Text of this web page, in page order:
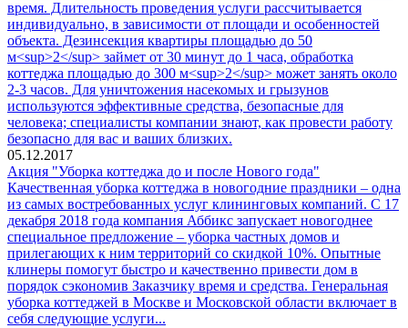
время. Длительность проведения услуги рассчитывается
индивидуально, в зависимости от площади и особенностей
объекта. Дезинсекция квартиры площадью до 50
м<sup>2</sup> займет от 30 минут до 1 часа, обработка
коттеджа площадью до 300 м<sup>2</sup> может занять около
2-3 часов. Для уничтожения насекомых и грызунов
используются эффективные средства, безопасные для
человека; специалисты компании знают, как провести работу
безопасно для вас и ваших близких.
05.12.2017
Акция "Уборка коттеджа до и после Нового года"
Качественная уборка коттеджа в новогодние праздники – одна
из самых востребованных услуг клининговых компаний. С 17
декабря 2018 года компания Аббикс запускает новогоднее
специальное предложение – уборка частных домов и
прилегающих к ним территорий со скидкой 10%. Опытные
клинеры помогут быстро и качественно привести дом в
порядок сэкономив Заказчику время и средства. Генеральная
уборка коттеджей в Москве и Московской области включает в
себя следующие услуги...